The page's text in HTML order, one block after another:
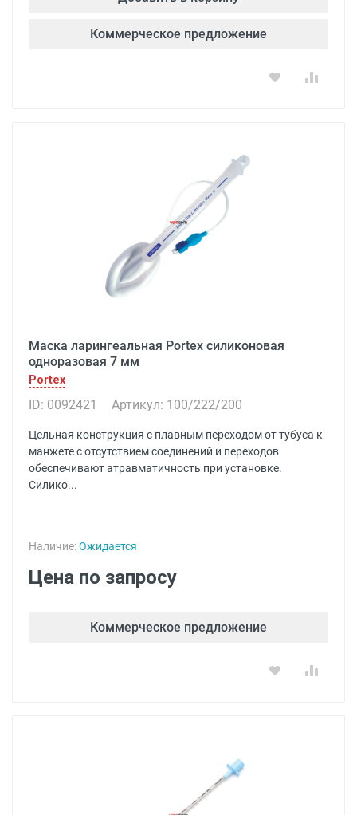
Коммерческое предложение
Маска ларингеальная Portex силиконовая
одноразовая 7 мм
Portex
ID: 0092421 Артикул: 100/222/200
Цельная конструкция с плавным переходом от тубуса к
манжете с отсутствием соединений и переходов
обеспечивают атравматичность при установке.
Силико...
Наличие:Ожидается
Цена по запросу
Коммерческое предложение